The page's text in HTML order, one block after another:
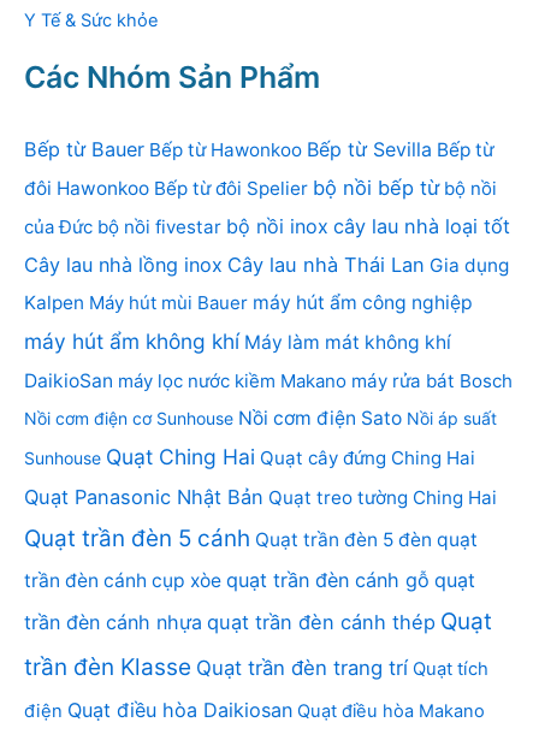
Y Tế & Sức khỏe
Các Nhóm Sản Phẩm
Bếp từ Bauer Bếp từ Hawonkoo Bếp từ Sevilla Bếp từ
đôi Hawonkoo Bếp từ đôi Spelier bộ nồi bếp từ bộ nồi
của Đức bộ nồi fivestar bộ nồi inox cây lau nhà loại tốt
Cây lau nhà lồng inox Cây lau nhà Thái Lan Gia dụng
Kalpen Máy hút mùi Bauer máy hút ẩm công nghiệp
máy hút ẩm không khí Máy làm mát không khí
DaikioSan máy lọc nước kiềm Makano máy rửa bát Bosch
Nồi cơm điện cơ Sunhouse Nồi cơm điện Sato Nồi áp suất
Sunhouse Quạt Ching Hai Quạt cây đứng Ching Hai
Quạt Panasonic Nhật Bản Quạt treo tường Ching Hai
Quạt trần đèn 5 cánh Quạt trần đèn 5 đèn quạt
trần đèn cánh cụp xòe quạt trần đèn cánh gỗ quạt
trần đèn cánh nhựa quạt trần đèn cánh thép Quạt
trần đèn Klasse Quạt trần đèn trang trí Quạt tích
điện Quạt điều hòa Daikiosan Quạt điều hòa Makano